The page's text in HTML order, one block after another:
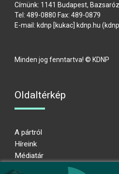
Címünk: 1141 Budapest,
Tel: 489-0880 Fax: 489-0879
E-mail: kdnp [kukac] kdnp hu
Minden jog fenntartva! © KDNP
Oldaltérkép
A pártról
Híreink
Médiatár